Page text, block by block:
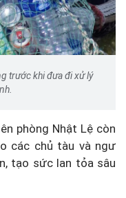
trước khi đưa đi xử lý
phòng Nhật Lệ còn
các chủ tàu và ngư
tạo sức lan tỏa sâu